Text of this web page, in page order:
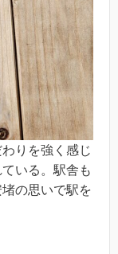
りを強く感じ
いる。駅舎も
の思いで駅を